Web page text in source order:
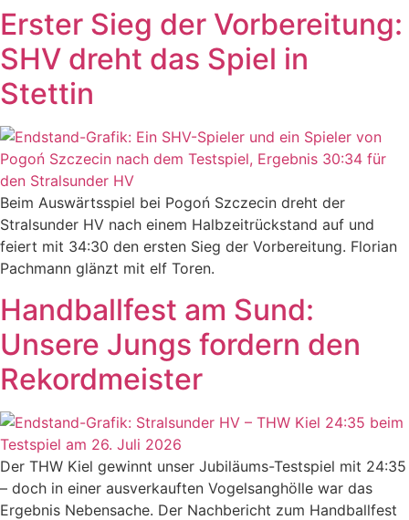
Erster Sieg der Vorbereitung:
SHV dreht das Spiel in
Stettin
Beim Auswärtsspiel bei Pogoń Szczecin dreht der
Stralsunder HV nach einem Halbzeitrückstand auf und
feiert mit 34:30 den ersten Sieg der Vorbereitung. Florian
Pachmann glänzt mit elf Toren.
Handballfest am Sund:
Unsere Jungs fordern den
Rekordmeister
Der THW Kiel gewinnt unser Jubiläums-Testspiel mit 24:35
– doch in einer ausverkauften Vogelsanghölle war das
Ergebnis Nebensache. Der Nachbericht zum Handballfest